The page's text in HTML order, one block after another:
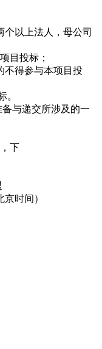
个以上法人，母公司
目投标；
不得参与本项目投
。
与递交所涉及的一
下
时间）